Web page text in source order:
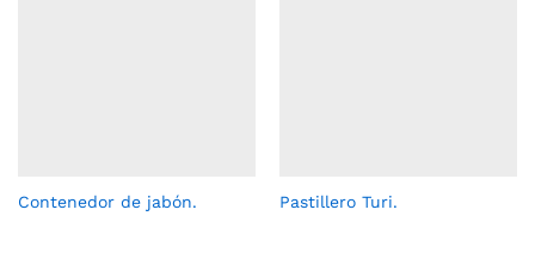
Contenedor de jabón. Pastillero Turi.